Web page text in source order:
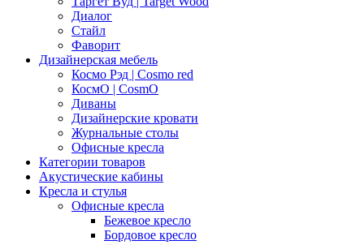
Диалог
Стайл
Фаворит
Дизайнерская мебель
Космо Рэд | Cosmo red
КосмО | CosmO
Диваны
Дизайнерские кровати
Журнальные столы
Офисные кресла
Категории товаров
Акустические кабины
Кресла и стулья
Офисные кресла
Бежевое кресло
Бордовое кресло